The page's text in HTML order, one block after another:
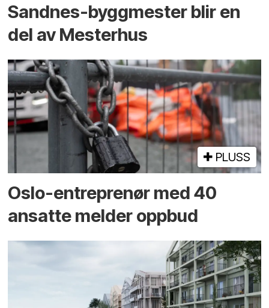
Sandnes-byggmester blir en
del av Mesterhus
PLUSS
Oslo-entreprenør med 40
ansatte melder oppbud